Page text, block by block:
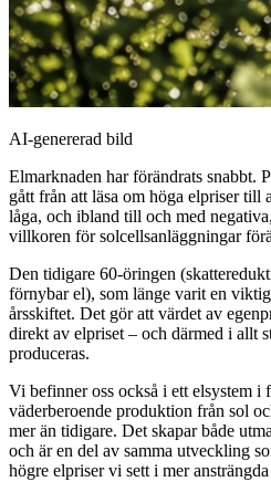
AI-genererad bild
Elmarknaden har förändrats snabbt.
gått från att läsa om höga elpriser till
låga, och ibland till och med
villkoren för solcellsanläggningar
Den tidigare 60-öringen
förnybar el), som länge varit en
årsskiftet. Det gör att värdet av
direkt av elpriset – och därmed i allt
produceras.
Vi befinner oss också i ett elsystem i
väderberoende produktion från sol
mer än tidigare. Det skapar både
och är en del av samma utveckling
högre elpriser vi sett i mer